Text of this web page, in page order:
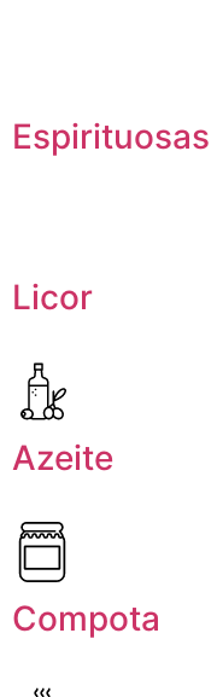
Espirituosas
Licor
Azeite
Compota